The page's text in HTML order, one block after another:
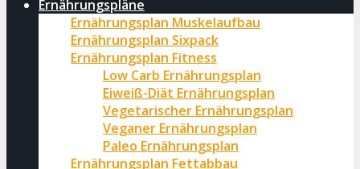
Ernährungspläne
Ernährungsplan Muskelaufbau
Ernährungsplan Sixpack
Ernährungsplan Fitness
Low Carb Ernährungsplan
Eiweiß-Diät Ernährungsplan
Vegetarischer Ernährungsplan
Veganer Ernährungsplan
Paleo Ernährungsplan
Ernährungsplan Fettabbau